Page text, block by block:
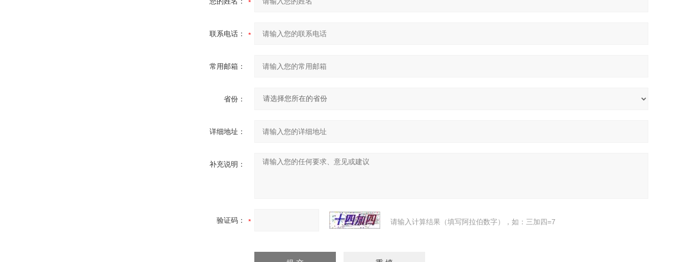
联系电话：
常用邮箱：
省份：
详细地址：
补充说明：
验证码： 请输入计算结果（填写阿拉伯数字），如：三加四=7